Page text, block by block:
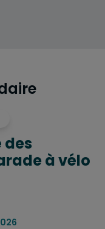
des
à vélo